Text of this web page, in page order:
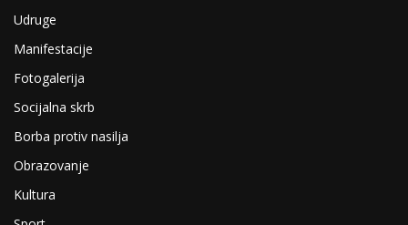
Udruge
Manifestacije
Fotogalerija
Socijalna skrb
Borba protiv nasilja
Obrazovanje
Kultura